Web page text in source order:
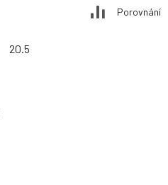
Porovnání
20.5